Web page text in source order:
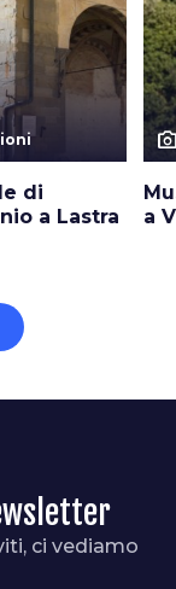
di
a Lastra
a
ci vediamo